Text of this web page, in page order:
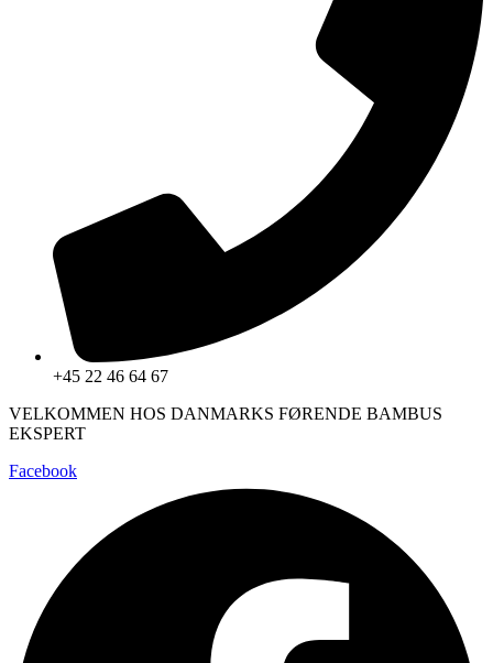
+45 22 46 64 67
VELKOMMEN HOS DANMARKS FØRENDE BAMBUS
EKSPERT
Facebook